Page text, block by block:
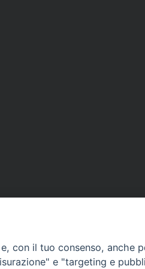
con il tuo consenso, anche
e "targeting e